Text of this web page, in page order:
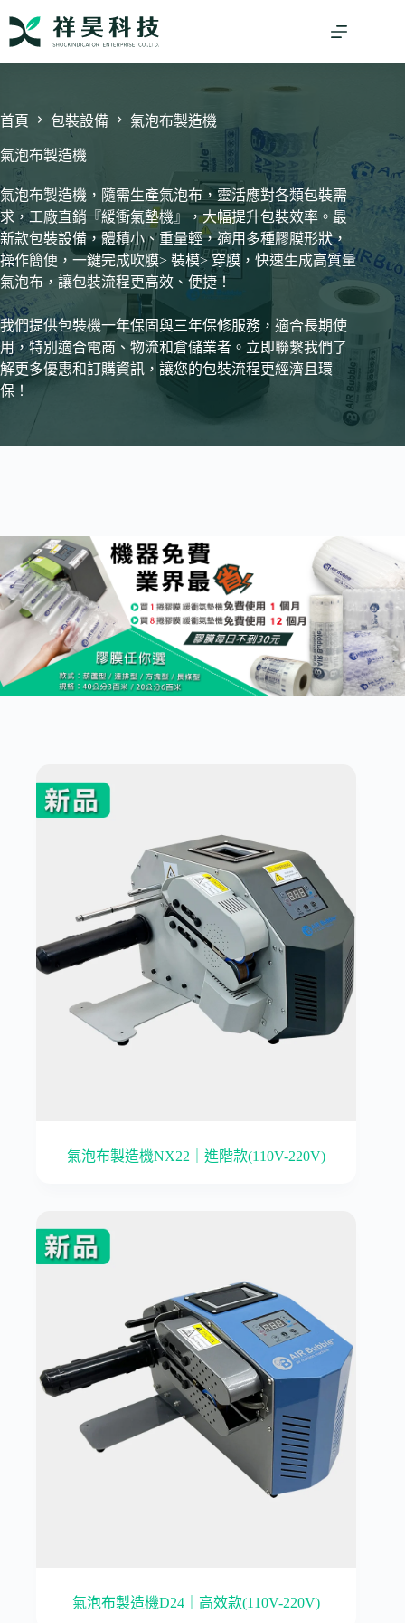
容
首頁 包裝設備 氣泡布製造機
氣泡布製造機
氣泡布製造機，隨需生產氣泡布，靈活應對各類包裝需
求，工廠直銷『緩衝氣墊機』，大幅提升包裝效率。最
新款包裝設備，體積小、重量輕，適用多種膠膜形狀，
操作簡便，一鍵完成吹膜> 裝模> 穿膜，快速生成高質量
氣泡布，讓包裝流程更高效、便捷！
我們提供包裝機一年保固與三年保修服務，適合長期使
用，特別適合電商、物流和倉儲業者。立即聯繫我們了
解更多優惠和訂購資訊，讓您的包裝流程更經濟且環
保！
氣泡布製造機NX22｜進階款(110V-220V)
氣泡布製造機D24｜高效款(110V-220V)